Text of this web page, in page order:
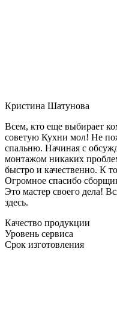
Кристина Шатунова
Всем, кто еще выбирает
советую Кухни мол! Не
спальню. Начиная с
монтажом никаких
быстро и качественно. К
Огромное спасибо
Это мастер своего дела!
здесь.
Качество продукции
Уровень сервиса
Срок изготовления